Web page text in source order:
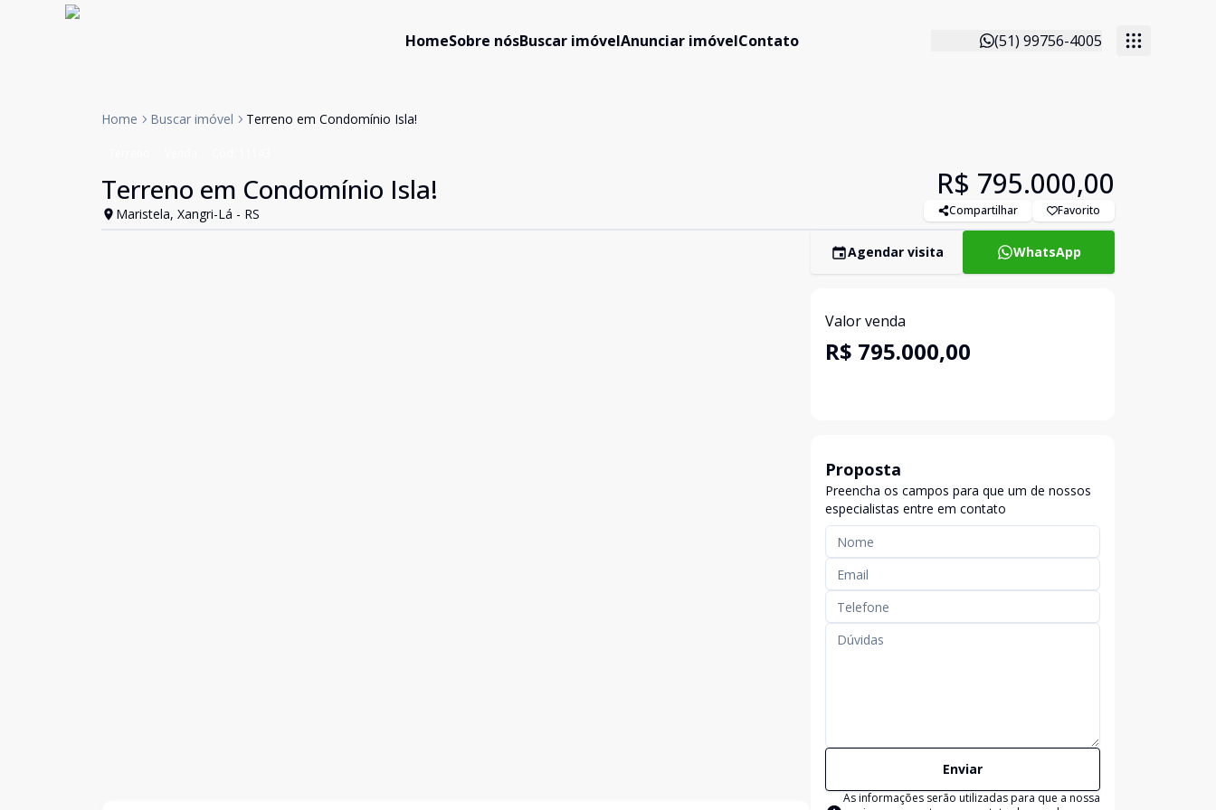
HomeSobre nósBuscar imóvelAnunciar imóvelContato (51) 99756-4005
Home Buscar imóvel Terreno em Condomínio Isla!
Terreno em Condomínio Isla!
Maristela, Xangri-Lá - RS
R$ 795.000,00
Compartilhar Favorito
Agendar visita WhatsApp
Valor venda
R$ 795.000,00
Proposta
Preencha os campos para que um de nossos
especialistas entre em contato
Enviar
As informações serão utilizadas para que a nossa